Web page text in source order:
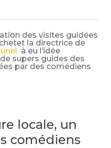
des visites guidées
la directrice de
à eu l’idée
supers guides des
par des comédiens
locale, un
comédiens